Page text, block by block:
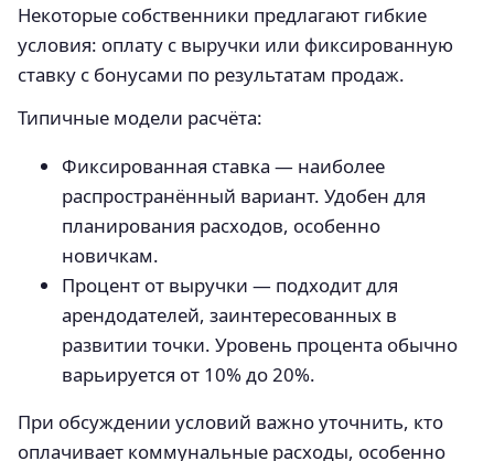
Некоторые собственники предлагают гибкие
условия: оплату с выручки или фиксированную
ставку с бонусами по результатам продаж.
Типичные модели расчёта:
Фиксированная ставка — наиболее
распространённый вариант. Удобен для
планирования расходов, особенно
новичкам.
Процент от выручки — подходит для
арендодателей, заинтересованных в
развитии точки. Уровень процента обычно
варьируется от 10% до 20%.
При обсуждении условий важно уточнить, кто
оплачивает коммунальные расходы, особенно